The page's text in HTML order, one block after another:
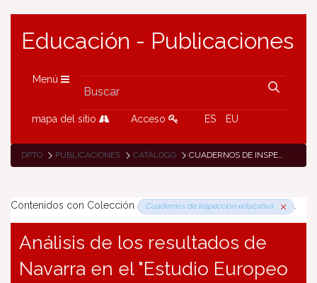
Educación - Publicaciones
Menú
mapa del sitio Acceso ES EU
DPTO PUBLICACIONES CATÁLOGO CUADERNOS DE INSPECCIÓN EDUCATIVA
Contenidos con Colección Cuadernos de inspección educativa .
Análisis de los resultados de
Navarra en el "Estudio Europeo